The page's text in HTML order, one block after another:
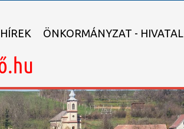
HÍREK ÖNKORMÁNYZAT - HIVATAL